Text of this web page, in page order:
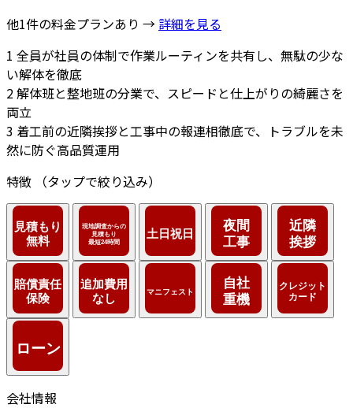
他1件の料金プランあり → 詳細を見る
1 全員が社員の体制で作業ルーティンを共有し、無駄の少な
い解体を徹底
2解体班と整地班の分業で、スピードと仕上がりの綺麗さを
両立
3 着工前の近隣挨拶と工事中の報連相徹底で、トラブルを未
然に防ぐ高品質運用
特徴
（タップで絞り込み）
会社情報